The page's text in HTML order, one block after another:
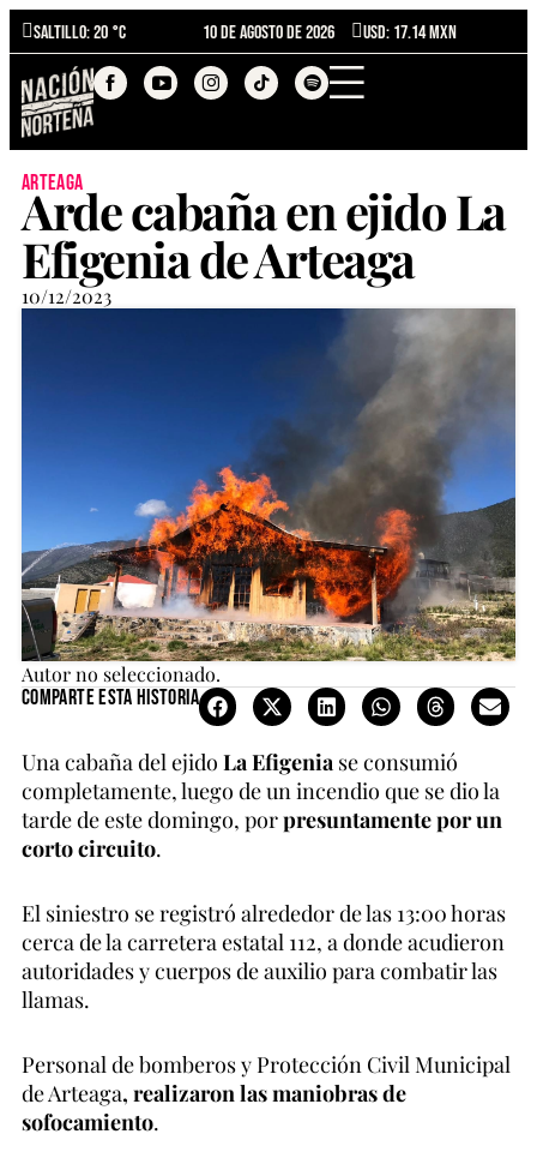
Saltillo: 20 °C 10 de agosto de 2026 USD: 17.14 MXN
arteaga
Arde cabaña en ejido La
Efigenia de Arteaga
10/12/2023
Autor no seleccionado.
Comparte esta historia
Una cabaña del ejido La Efigenia se consumió
completamente, luego de un incendio que se dio la
tarde de este domingo, porpresuntamente por un
corto circuito.
El siniestro se registró alrededor de las 13:00 horas
cerca de la carretera estatal 112, a donde acudieron
autoridades y cuerpos de auxilio para combatir las
llamas.
Personal de bomberos y Protección Civil Municipal
de Arteaga, realizaron las maniobras de
sofocamiento.